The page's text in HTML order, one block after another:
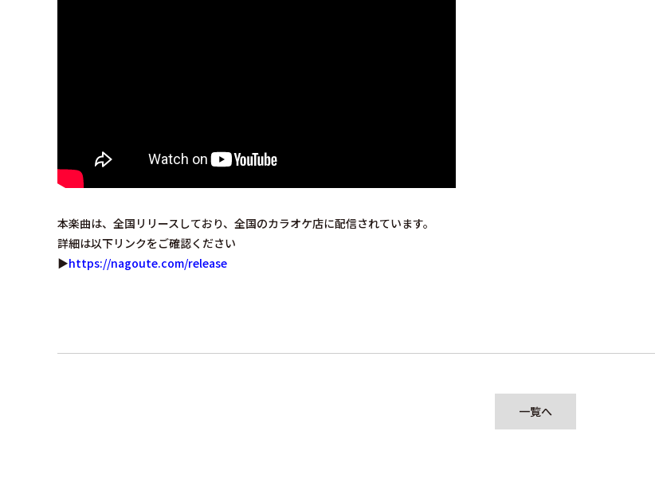
本楽曲は、全国リリースしており、全国のカラオケ店に配信されています。
詳細は以下リンクをご確認ください
▶︎https://nagoute.com/release
一覧へ